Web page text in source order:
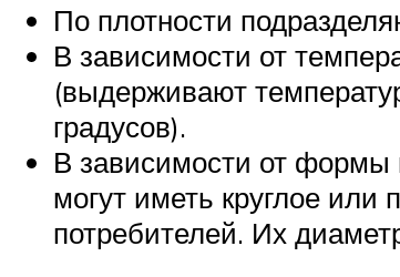
По плотности
В зависимости от
(выдерживают
градусов).
В зависимости от формы
могут иметь круглое или
потребителей. Их